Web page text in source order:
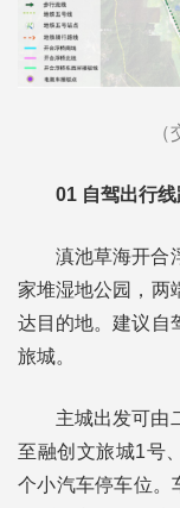
01 自驾出行
滇池草海开合
家堆湿地公园，两
达目的地。建议自
旅城。
主城出发可由
至融创文旅城1号
个小汽车停车位。